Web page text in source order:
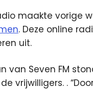
maakte vorige
. Deze online
uit.
van Seven FM
vrijwilligers. .